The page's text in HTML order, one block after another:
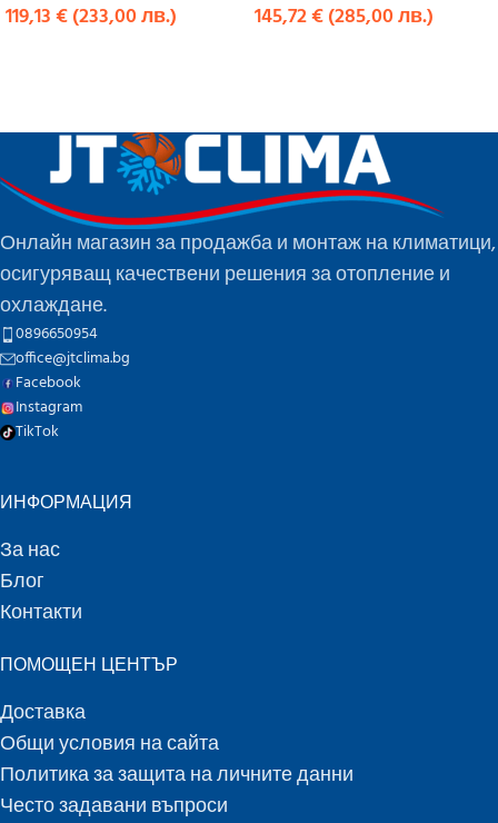
119,13€(233,00лв.) 145,72€(285,00лв.)
Онлайн магазин за продажба и монтаж на климатици,
осигуряващ качествени решения за отопление и
охлаждане.
0896650954
office@jtclima.bg
Facebook
Instagram
TikTok
ИНФОРМАЦИЯ
За нас
Блог
Контакти
ПОМОЩЕН ЦЕНТЪР
Доставка
Общи условия на сайта
Политика за защита на личните данни
Често задавани въпроси